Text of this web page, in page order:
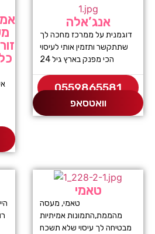
אנג’אלה
דוגמנית על ממרכז מחכה לך
שתתקשר ותזמין אותי לעיסוי
הכי מפנק בארץ גיל 24
0559865581
וואטסאפ
טאמי
טאמי, מעסה
מהממת,התמונות אמיתיות
מבטיחה לך עיסוי שלא תשכח